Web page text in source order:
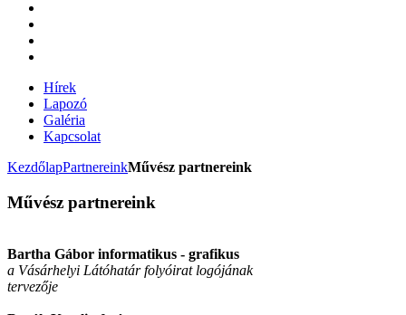
Hírek
Lapozó
Galéria
Kapcsolat
KezdőlapPartnereinkMűvész partnereink
Művész partnereink
Bartha Gábor informatikus - grafikus
a Vásárhelyi Látóhatár folyóirat logójának
tervezője